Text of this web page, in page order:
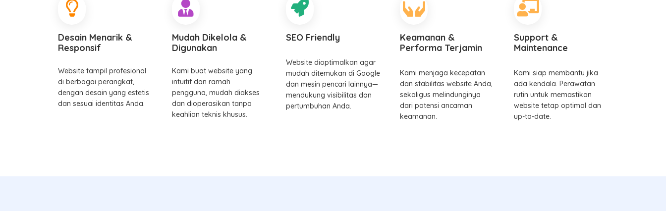
Desain Menarik &
Responsif
Website tampil profesional
di berbagai perangkat,
dengan desain yang estetis
dan sesuai identitas Anda.
Mudah Dikelola &
Digunakan
Kami buat website yang
intuitif dan ramah
pengguna, mudah diakses
dan dioperasikan tanpa
keahlian teknis khusus.
SEO Friendly
Website dioptimalkan agar
mudah ditemukan di Google
dan mesin pencari lainnya—
mendukung visibilitas dan
pertumbuhan Anda.
Keamanan &
Performa Terjamin
Kami menjaga kecepatan
dan stabilitas website Anda,
sekaligus melindunginya
dari potensi ancaman
keamanan.
Support &
Maintenance
Kami siap membantu jika
ada kendala. Perawatan
rutin untuk memastikan
website tetap optimal dan
up-to-date.